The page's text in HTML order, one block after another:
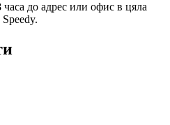
до адрес или офис в цяла